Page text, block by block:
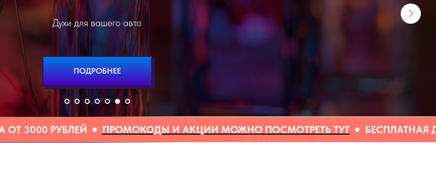
парфюм боксы и подборки наших ароматов
ПОДРОБНЕЕ
ПРОМОКОДЫ И АКЦИИ МОЖНО ПОСМОТРЕТЬ ТУТ БЕСПЛАТНАЯ ДОСТАВКА ОТ